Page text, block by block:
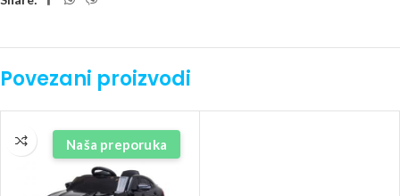
Povezani proizvodi
Naša preporuka